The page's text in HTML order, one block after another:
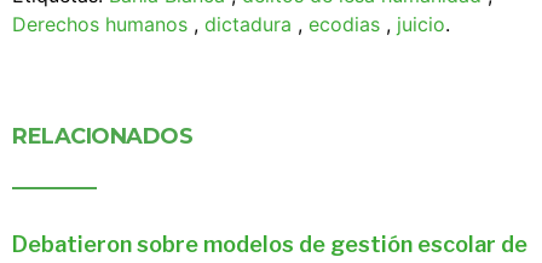
Derechos humanos , dictadura , ecodias , juicio.
RELACIONADOS
Debatieron sobre modelos de gestión escolar de